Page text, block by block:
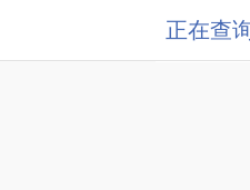
正在查